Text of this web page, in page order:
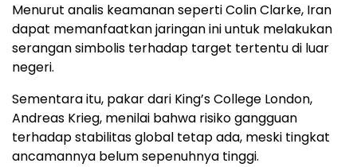
Menurut analis keamanan sepertiColin Clarke, Iran
dapat memanfaatkan jaringan ini untuk melakukan
serangan simbolis terhadap target tertentu di luar
negeri.
Sementara itu, pakar dari King’s College London,
Andreas Krieg, menilai bahwa risiko gangguan
terhadap stabilitas global tetap ada, meski tingkat
ancamannya belum sepenuhnya tinggi.